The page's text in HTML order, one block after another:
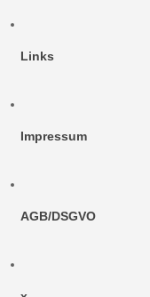
Links
Impressum
AGB/DSGVO